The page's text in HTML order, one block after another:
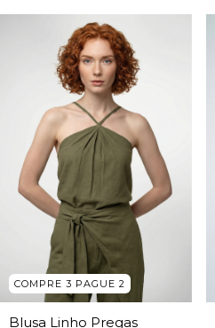
COMPRE 3 PAGUE 2
Blusa Linho Pregas